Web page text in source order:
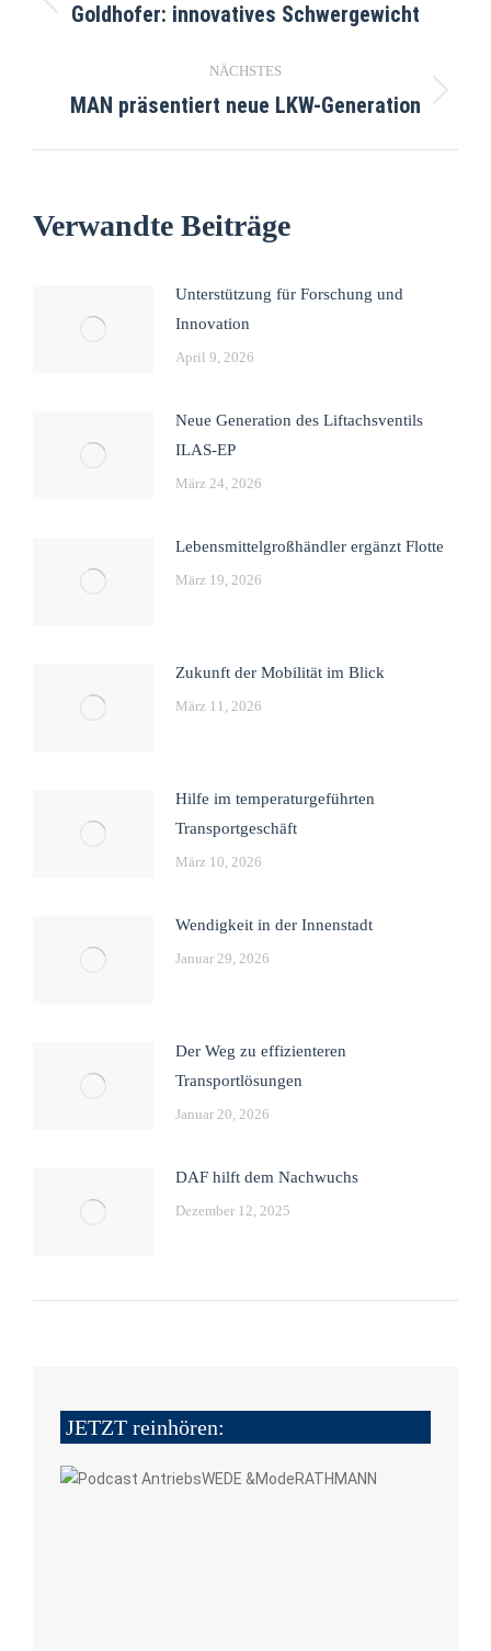
Goldhofer: innovatives Schwergewicht
NÄCHSTES
MAN präsentiert neue LKW-Generation
Verwandte Beiträge
Unterstützung für Forschung und
Innovation
April 9, 2026
Neue Generation des Liftachsventils
ILAS-EP
März 24, 2026
Lebensmittelgroßhändler ergänzt Flotte
März 19, 2026
Zukunft der Mobilität im Blick
März 11, 2026
Hilfe im temperaturgeführten
Transportgeschäft
März 10, 2026
Wendigkeit in der Innenstadt
Januar 29, 2026
Der Weg zu effizienteren
Transportlösungen
Januar 20, 2026
DAF hilft dem Nachwuchs
Dezember 12, 2025
JETZT reinhören: